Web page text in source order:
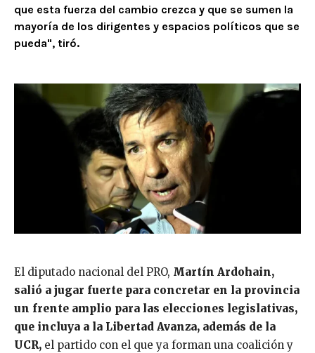
que esta fuerza del cambio crezca y que se sumen la
mayoría de los dirigentes y espacios políticos que se
pueda", tiró.
El diputado nacional del PRO, Martín Ardohain,
salió a jugar fuerte para concretar en la provincia
un frente amplio para las elecciones legislativas,
que incluya a la Libertad Avanza, además de la
UCR, el partido con el que ya forman una coalición y